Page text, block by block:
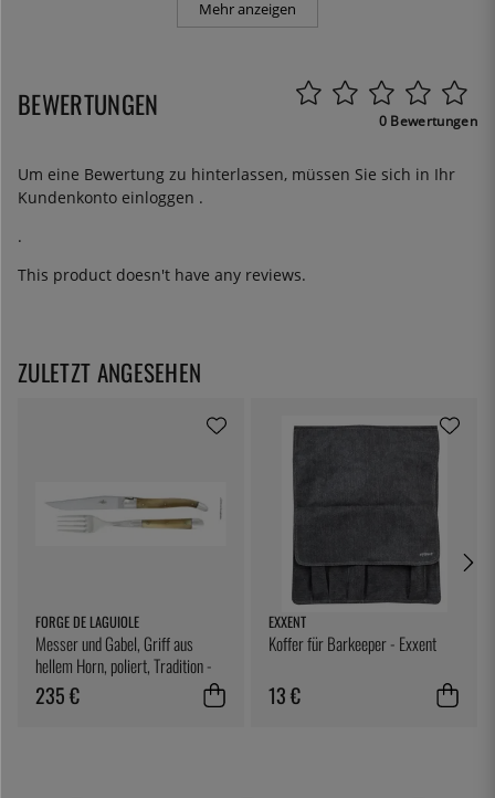
Mehr anzeigen
BEWERTUNGEN 0 Bewertungen
Um eine Bewertung zu hinterlassen, müssen Sie sich in Ihr
Kundenkonto einloggen .
.
This product doesn't have any reviews.
ZULETZT ANGESEHEN
FORGE DE LAGUIOLE
Messer und Gabel, Griff aus
hellem Horn, poliert, Tradition -
Forge de Laguiole
235 €
EXXENT
Koffer für Barkeeper - Exxent
13 €